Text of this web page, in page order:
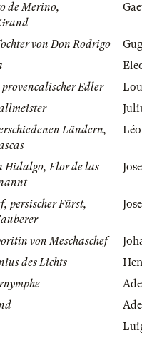
de Merino,
von Don Rodrigo
Edler
Ländern,
Hidalgo, Flor de las
persischer Fürst,
von Meschaschef
des Lichts